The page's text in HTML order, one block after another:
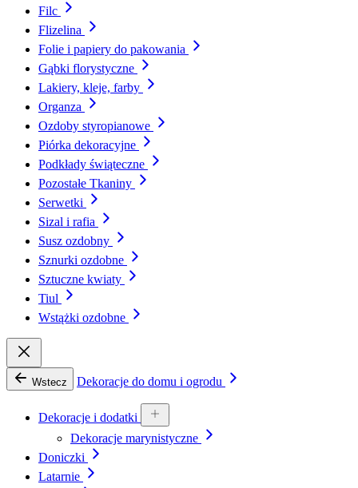
Filc
Flizelina
Folie i papiery do pakowania
Gąbki florystyczne
Lakiery, kleje, farby
Organza
Ozdoby styropianowe
Piórka dekoracyjne
Podkłady świąteczne
Pozostałe Tkaniny
Serwetki
Sizal i rafia
Susz ozdobny
Sznurki ozdobne
Sztuczne kwiaty
Tiul
Wstążki ozdobne
Wstecz Dekoracje do domu i ogrodu
Dekoracje i dodatki
Dekoracje marynistyczne
Doniczki
Latarnie